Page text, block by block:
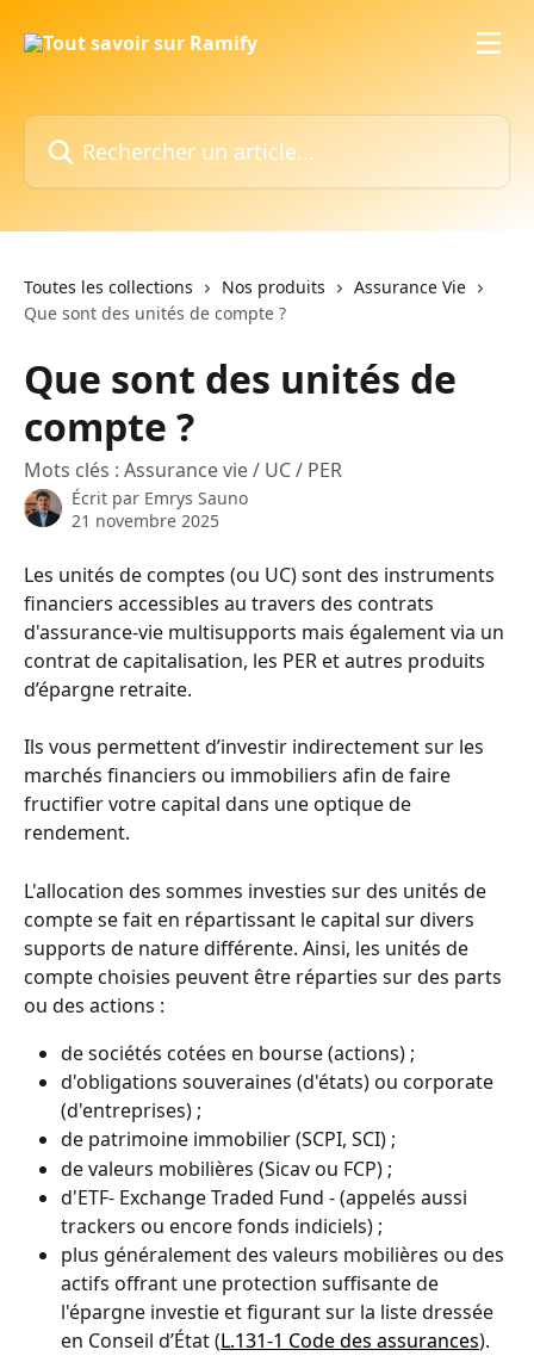
Rechercher un article...
Toutes les collections Nos produits
Assurance Vie
Que sont des unités de compte ?
Que sont des unités de
compte ?
Mots clés : Assurance vie / UC / PER
Écrit par Emrys Sauno
21 novembre 2025
Les unités de comptes (ou UC) sont des instruments
financiers accessibles au travers des contrats
d'assurance-vie multisupports mais également via un
contrat de capitalisation, les PER et autres produits
d’épargne retraite.
Ils vous permettent d’investir indirectement sur les
marchés financiers ou immobiliers afin de faire
fructifier votre capital dans une optique de
rendement.
L'allocation des sommes investies sur des unités de
compte se fait en répartissant le capital sur divers
supports de nature différente. Ainsi, les unités de
compte choisies peuvent être réparties sur des parts
ou des actions :
de sociétés cotées en bourse (actions) ;
d'obligations souveraines (d'états) ou corporate
(d'entreprises) ;
de patrimoine immobilier (SCPI, SCI) ;
de valeurs mobilières (Sicav ou FCP) ;
d'ETF- Exchange Traded Fund - (appelés aussi
trackers ou encore fonds indiciels) ;
plus généralement des valeurs mobilières ou des
actifs offrant une protection suffisante de
l'épargne investie et figurant sur la liste dressée
en Conseil d’État (L.131-1 Code des assurances).